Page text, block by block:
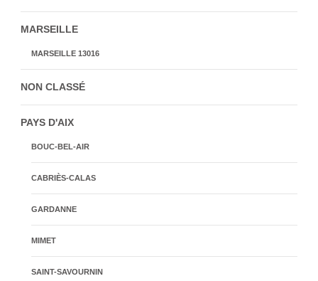
MARSEILLE
MARSEILLE 13016
NON CLASSÉ
PAYS D'AIX
BOUC-BEL-AIR
CABRIÈS-CALAS
GARDANNE
MIMET
SAINT-SAVOURNIN